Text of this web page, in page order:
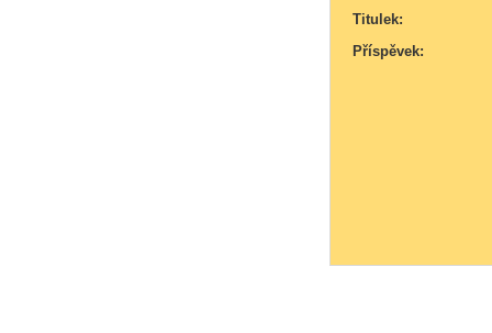
Titulek:
Příspěvek: